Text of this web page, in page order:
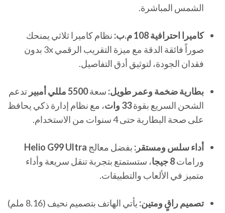
الشمس المباشرة.
كاميرا احترافية 108 م.ب:
نظام كاميرا ثلاثي يمنحك
صوراً فائقة الدقة مع ميزة التقريب الرقمي 3x بدون
فقدان الجودة، لتوثيق أدق التفاصيل.
بطارية ضخمة وعمر طويل: سعة5500 مللي أمبير
تدعم
الشحن السريع بقوة33 وات
، مع نظام إدارة ذكي يحافظ
على صحة البطارية حتى 4 سنوات من الاستخدام.
أداء سلس ومستقر: بفضل معالج Helio G99 Ultra
ورامات8 جيجا
، ستستمتع بتجربة تنقل سريعة وأداء
متميز في الألعاب والتطبيقات.
تصميم راقٍ ومتين:
يأتي الهاتف بتصميم نحيف (8.16 ملم)